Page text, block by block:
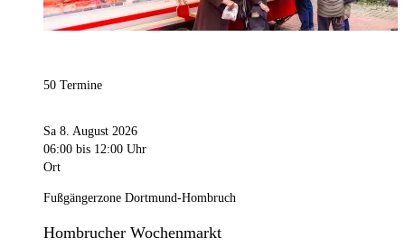
50 Termine
Sa 8. August 2026
06:00 bis 12:00 Uhr
Ort
Fußgängerzone Dortmund-Hombruch
Hombrucher Wochenmarkt